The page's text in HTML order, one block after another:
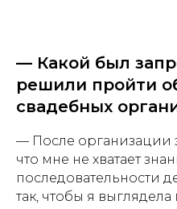
— Какой был
решили пройти
свадебных
— После организации
что мне не хватает
последовательности
так, чтобы я